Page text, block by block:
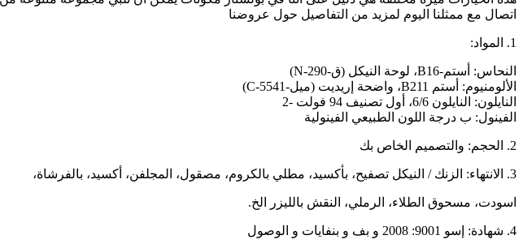
اتصال مع ممثلنا اليوم لمزيد من التفاصيل حول عروضنا
1. المواد:
النحاس: أستم-B16، لوحة النيكل (ق-N-290)
الألومنيوم: أستم B211، واضحة إريديت (ميل-C-5541)
النايلون: النايلون 6/6، أول تصنيف 94 فولت -2
الفينول: ب درجة اللون الطبيعي الفينولية
2. الحجم: والتصميم الخاص بك
3. الانتهاء: الزنك / النيكل تصفيح، بأكسيد، مطلي بالكروم، مصقول، المجلفن، أكسيد، بالفرشاة،
اسودت، مسحوق الطلاء، الرملي، النقش بالليزر الخ.
4. شهادة: إسو 9001: 2008 و بف و بنفايات و الوصول